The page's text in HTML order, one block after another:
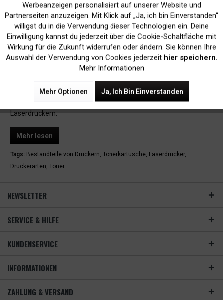
verbreitete Druckertyp. Während früher eine klare Trennung in
“Drucker für Zuhause: Tintenstrahldrucker” und “Bürodrucker:
Laserdrucker” gezogen werden konnte, verschwimmen die
Grenzen immer mehr. Es gibt erschwingliche Laserdrucker,
welche sich für den Privatanwender eignen. Und leistungsfähige
Tintendrucker, welche den Belastungen des Büroalltags
Vergleich zwischen Tintendrucker und Laserdrucker, sondern
alleine um den Aufbau und die Funktionsweise von
Laserdruckern.
Mehr lesen
Tags: Bestandteile von Druckern, Tonerkartusche, Laserdrucker,
Druckerarten, Toner
NEWSLETTER
SERVICE & HILFE
KUNDENSERVICE
INFORMATIONEN
ZAHLUNG & VERSAND
Marketing Inaktiv
Tracking Inaktiv
Werbeanzeigen personalisiert auf unserer Website und
Partnerseiten anzuzeigen. Mit Klick auf „Ja, ich bin Einverstanden“
willigst du in die Verwendung dieser Technologien ein. Deine
Einwilligung kannst du jederzeit über die Cookie-Schaltfläche mit
Wirkung für die Zukunft widerrufen oder ändern. Sie können Ihre
Auswahl der Verwendung von Cookies jederzeit hier speichern.
Mehr Informationen
Mehr Optionen Ja, Ich Bin Einverstanden